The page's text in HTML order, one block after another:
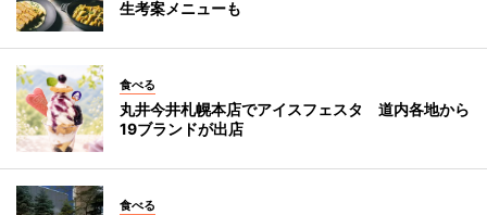
生考案メニューも
食べる
丸井今井札幌本店でアイスフェスタ 道内各地から
19ブランドが出店
食べる